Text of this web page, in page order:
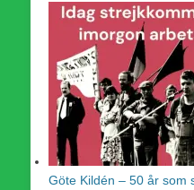
Göte Kildén – 50 år som